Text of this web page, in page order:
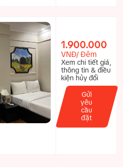
1.900.000
VNĐ/ Đêm
Xem chi tiết giá,
thông tin & điều
kiện hủy đổi
Gửi
yêu
cầu
đặt